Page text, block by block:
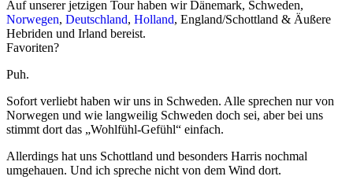
Auf unserer jetzigen Tour haben wir Dänemark, Schweden,
Norwegen, Deutschland, Holland, England/Schottland & Äußere
Hebriden und Irland bereist.
Favoriten?
Puh.
Sofort verliebt haben wir uns in Schweden. Alle sprechen nur von
Norwegen und wie langweilig Schweden doch sei, aber bei uns
stimmt dort das „Wohlfühl-Gefühl“ einfach.
Allerdings hat uns Schottland und besonders Harris nochmal
umgehauen. Und ich spreche nicht von dem Wind dort.